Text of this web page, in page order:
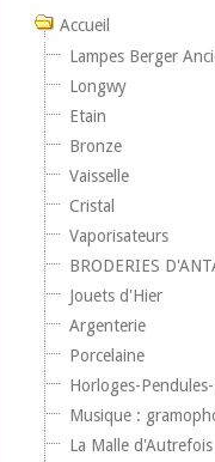
Accueil
Lampes Berger
Longwy
Etain
Bronze
Vaisselle
Cristal
Vaporisateurs
BRODERIES
Jouets d'Hier
Argenterie
Porcelaine
Horloges-
Musique :
La Malle d'Autrefois